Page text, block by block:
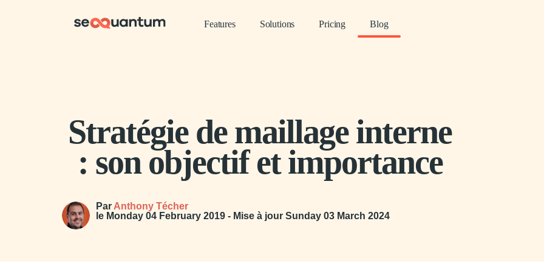
Features Solutions Pricing Blog
Stratégie de maillage interne
: son objectif et importance
Par Anthony Técher
le Monday 04 February 2019 - Mise à jour Sunday 03 March 2024